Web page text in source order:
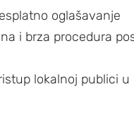
oglašavanje
i brza procedura
lokalnoj publici u